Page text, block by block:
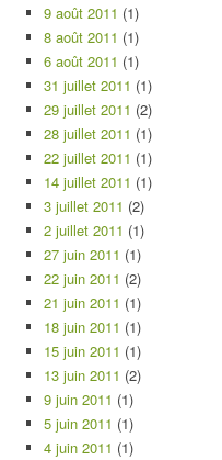
9 août 2011 (1)
8 août 2011 (1)
6 août 2011 (1)
31 juillet 2011 (1)
29 juillet 2011 (2)
28 juillet 2011 (1)
22 juillet 2011 (1)
14 juillet 2011 (1)
3 juillet 2011 (2)
2 juillet 2011 (1)
27 juin 2011 (1)
22 juin 2011 (2)
21 juin 2011 (1)
18 juin 2011 (1)
15 juin 2011 (1)
13 juin 2011 (2)
9 juin 2011 (1)
5 juin 2011 (1)
4 juin 2011 (1)